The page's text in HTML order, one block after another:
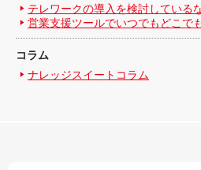
テレワークの導入を検討している
営業支援ツールでいつでもどこで
コラム
ナレッジスイートコラム